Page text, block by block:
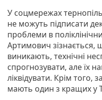
У соцмережах
не можуть підписати
проблеми в
Артимович зізнається,
виникають, технічні
спрогнозувати, але їх
ліквідувати. Крім того,
мають один з кращих у